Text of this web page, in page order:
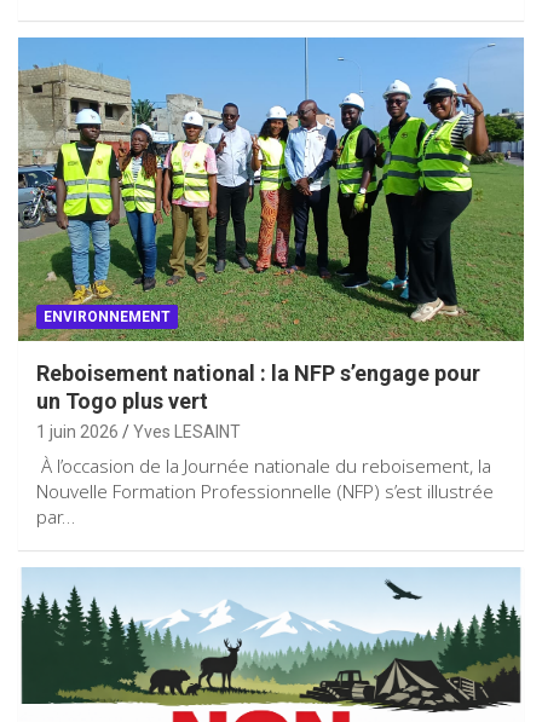
ENVIRONNEMENT
Reboisement national : la NFP s’engage pour
un Togo plus vert
1 juin 2026 Yves LESAINT
À l’occasion de la Journée nationale du reboisement, la
Nouvelle Formation Professionnelle (NFP) s’est illustrée
par…